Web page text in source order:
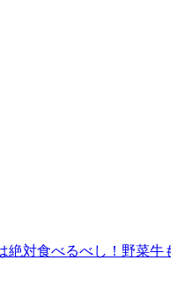
絶対食べるべし！野菜